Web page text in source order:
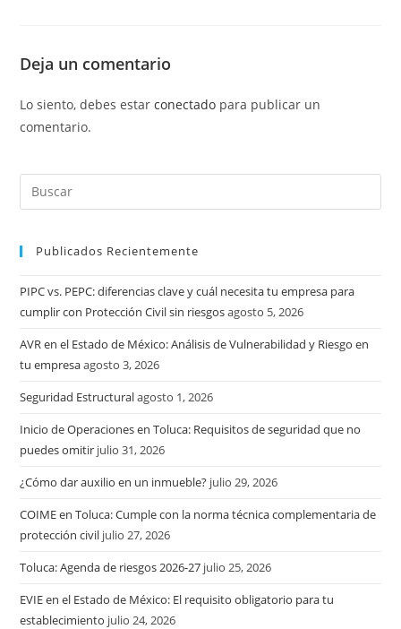
Deja un comentario
Lo siento, debes estarconectado para publicar un
comentario.
Publicados Recientemente
PIPC vs. PEPC: diferencias clave y cuál necesita tu empresa para
cumplir con Protección Civil sin riesgosagosto 5, 2026
AVR en el Estado de México: Análisis de Vulnerabilidad y Riesgo en
tu empresaagosto 3, 2026
Seguridad Estructuralagosto 1, 2026
Inicio de Operaciones en Toluca: Requisitos de seguridad que no
puedes omitir julio 31, 2026
¿Cómo dar auxilio en un inmueble? julio 29, 2026
COIME en Toluca: Cumple con la norma técnica complementaria de
protección civil julio 27, 2026
Toluca: Agenda de riesgos 2026-27 julio 25, 2026
EVIE en el Estado de México: El requisito obligatorio para tu
establecimiento julio 24, 2026